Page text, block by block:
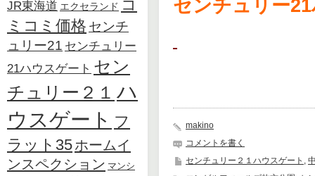
JR東海道 エクセランド コ
ミコミ価格 センチ
ュリー21 センチュリー
21ハウスゲート セン
チュリー２１ ハ
ウスゲート フ
ラット35ホームイ
ンスペクション マンシ
センチュリー
makino
コメントを書く
センチュリー２１ハウスゲート ,